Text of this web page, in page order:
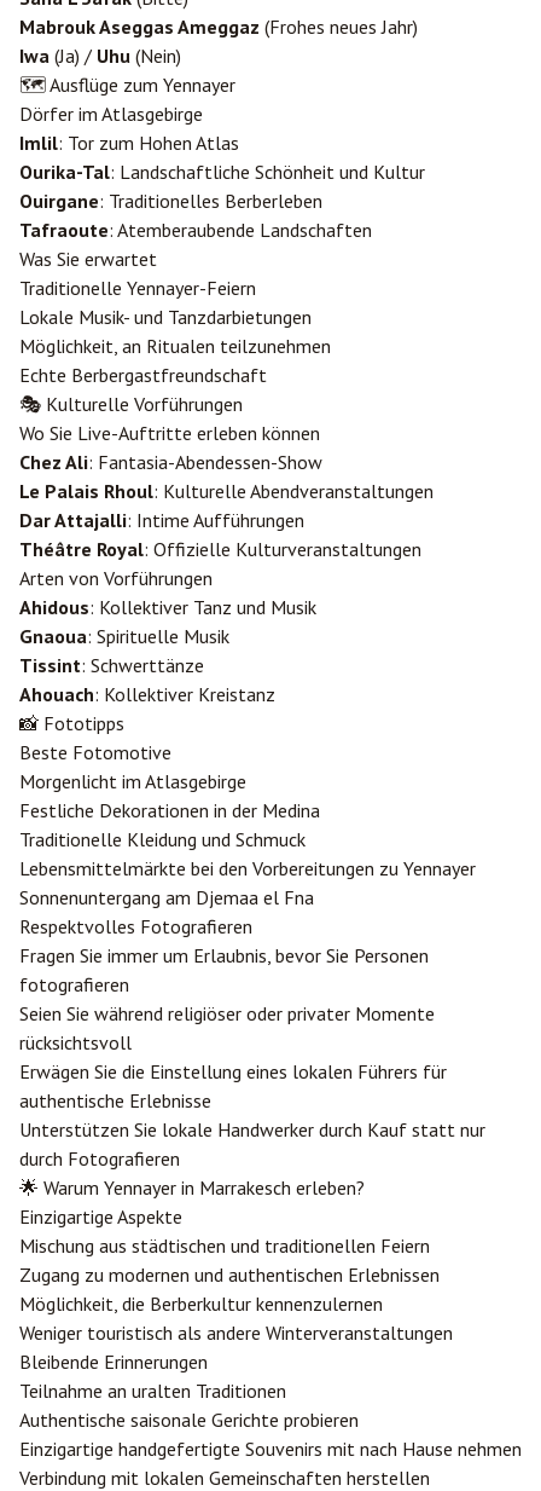
Mabrouk Aseggas Ameggaz (Frohes neues Jahr)
Iwa (Ja) / Uhu (Nein)
🗺️ Ausflüge zum Yennayer
Dörfer im Atlasgebirge
Imlil: Tor zum Hohen Atlas
Ourika-Tal: Landschaftliche Schönheit und Kultur
Ouirgane: Traditionelles Berberleben
Tafraoute: Atemberaubende Landschaften
Was Sie erwartet
Traditionelle Yennayer-Feiern
Lokale Musik- und Tanzdarbietungen
Möglichkeit, an Ritualen teilzunehmen
Echte Berbergastfreundschaft
🎭 Kulturelle Vorführungen
Wo Sie Live-Auftritte erleben können
Chez Ali: Fantasia-Abendessen-Show
Le Palais Rhoul: Kulturelle Abendveranstaltungen
Dar Attajalli: Intime Aufführungen
Théâtre Royal: Offizielle Kulturveranstaltungen
Arten von Vorführungen
Ahidous: Kollektiver Tanz und Musik
Gnaoua: Spirituelle Musik
Tissint: Schwerttänze
Ahouach: Kollektiver Kreistanz
📸 Fototipps
Beste Fotomotive
Morgenlicht im Atlasgebirge
Festliche Dekorationen in der Medina
Traditionelle Kleidung und Schmuck
Lebensmittelmärkte bei den Vorbereitungen zu Yennayer
Sonnenuntergang am Djemaa el Fna
Respektvolles Fotografieren
Fragen Sie immer um Erlaubnis, bevor Sie Personen
fotografieren
Seien Sie während religiöser oder privater Momente
rücksichtsvoll
Erwägen Sie die Einstellung eines lokalen Führers für
authentische Erlebnisse
Unterstützen Sie lokale Handwerker durch Kauf statt nur
durch Fotografieren
🌟 Warum Yennayer in Marrakesch erleben?
Einzigartige Aspekte
Mischung aus städtischen und traditionellen Feiern
Zugang zu modernen und authentischen Erlebnissen
Möglichkeit, die Berberkultur kennenzulernen
Weniger touristisch als andere Winterveranstaltungen
Bleibende Erinnerungen
Teilnahme an uralten Traditionen
Authentische saisonale Gerichte probieren
Einzigartige handgefertigte Souvenirs mit nach Hause nehmen
Verbindung mit lokalen Gemeinschaften herstellen